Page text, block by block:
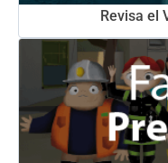
Revisa el